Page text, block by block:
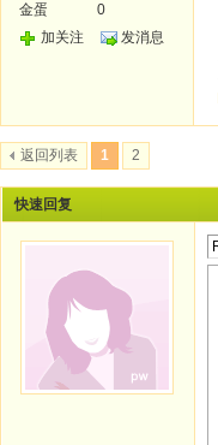
金蛋
0
加关注
发消息
返回列表 1 2
快速回复